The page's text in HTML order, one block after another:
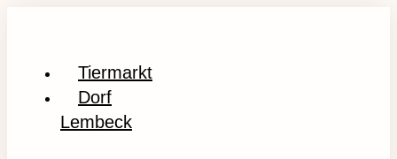
Tiermarkt
Dorf
Lembeck